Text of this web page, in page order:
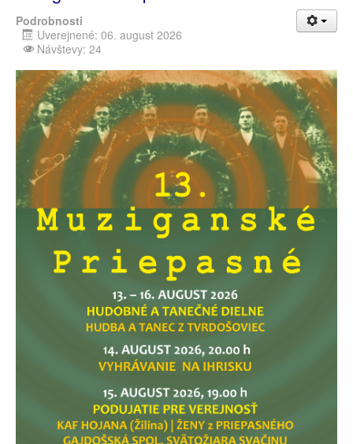
Podrobnosti
Uverejnené: 06. august 2026
Návštevy: 24